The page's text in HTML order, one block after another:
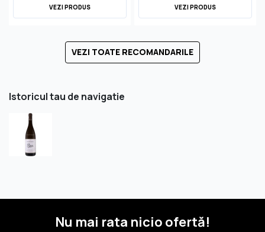
VEZI PRODUS VEZI PRODUS
VEZI TOATE RECOMANDARILE
Istoricul tau de navigatie
Nu mai rata nicio ofertă!